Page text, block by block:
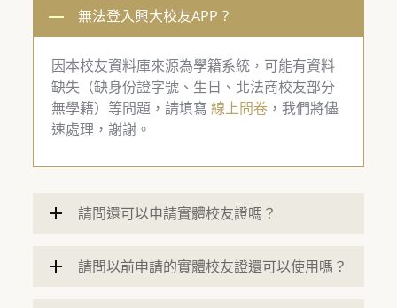
無法登入興大校友APP？
因本校友資料庫來源為學籍系統，可能有資料
缺失（缺身份證字號、生日、北法商校友部分
無學籍）等問題，請填寫線上問卷 ，我們將儘
速處理，謝謝。
請問還可以申請實體校友證嗎？
請問以前申請的實體校友證還可以使用嗎？